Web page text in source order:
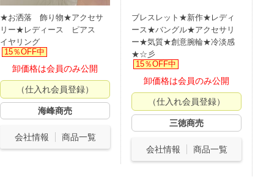
★お洒落 飾り物★アクセサ
リー★レディース ピアス
イヤリング
15％OFF中
卸価格は会員のみ公開
（仕入れ会員登録）
海峰商売
会社情報 商品一覧
ブレスレット★新作★レディ
ース★バングル★アクセサリ
ー★気質★創意腕輪★冷淡感
★☆彡
15％OFF中
卸価格は会員のみ公開
（仕入れ会員登録）
三徳商売
会社情報 商品一覧